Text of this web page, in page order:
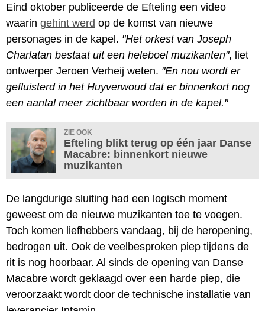
Eind oktober publiceerde de Efteling een video
waarin gehint werd op de komst van nieuwe
personages in de kapel. "Het orkest van Joseph
Charlatan bestaat uit een heleboel muzikanten", liet
ontwerper Jeroen Verheij weten. "En nou wordt er
gefluisterd in het Huyverwoud dat er binnenkort nog
een aantal meer zichtbaar worden in de kapel."
ZIE OOK
Efteling blikt terug op één jaar Danse
Macabre: binnenkort nieuwe
muzikanten
De langdurige sluiting had een logisch moment
geweest om de nieuwe muzikanten toe te voegen.
Toch komen liefhebbers vandaag, bij de heropening,
bedrogen uit. Ook de veelbesproken piep tijdens de
rit is nog hoorbaar. Al sinds de opening van Danse
Macabre wordt geklaagd over een harde piep, die
veroorzaakt wordt door de technische installatie van